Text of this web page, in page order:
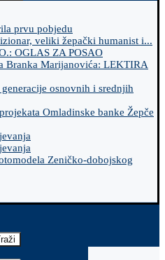
prvu pobjedu
veliki žepački humanist i...
OGLAS ZA POSAO
Branka Marijanovića: LEKTIRA
osnovnih i srednjih
Omladinske banke Žepče
Zeničko-dobojskog